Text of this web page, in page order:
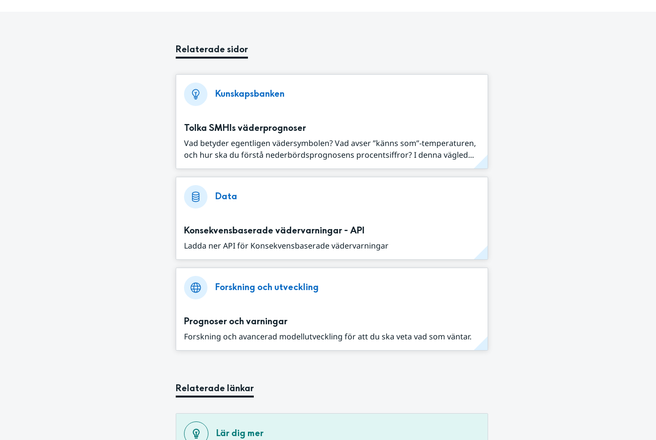
Relaterade sidor
Kunskapsbanken
Tolka SMHIs väderprognoser
Vad betyder egentligen vädersymbolen? Vad avser ”känns som”-temperaturen,
och hur ska du förstå nederbördsprognosens procentsiffror? I denna vägled...
Data
Konsekvensbaserade vädervarningar - API
Ladda ner API för Konsekvensbaserade vädervarningar
Forskning och utveckling
Prognoser och varningar
Forskning och avancerad modellutveckling för att du ska veta vad som väntar.
Relaterade länkar
Lär dig mer